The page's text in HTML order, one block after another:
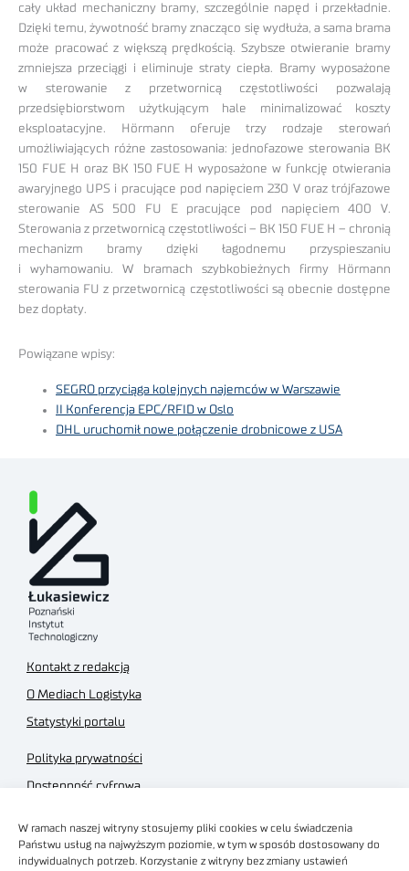
W ramach naszej witryny stosujemy pliki cookies w celu świadczenia
Państwu usług na najwyższym poziomie, w tym w sposób dostosowany do
indywidualnych potrzeb. Korzystanie z witryny bez zmiany ustawień
cały układ mechaniczny bramy, szczególnie napęd i przekładnie.
Dzięki temu, żywotność bramy znacząco się wydłuża, a sama brama
może pracować z większą prędkością. Szybsze otwieranie bramy
zmniejsza przeciągi i eliminuje straty ciepła. Bramy wyposażone
w sterowanie z przetwornicą częstotliwości pozwalają
przedsiębiorstwom użytkującym hale minimalizować koszty
eksploatacyjne. Hörmann oferuje trzy rodzaje sterowań
umożliwiających różne zastosowania: jednofazowe sterowania BK
150 FUE H oraz BK 150 FUE H wyposażone w funkcję otwierania
awaryjnego UPS i pracujące pod napięciem 230 V oraz trójfazowe
sterowanie AS 500 FU E pracujące pod napięciem 400 V.
Sterowania z przetwornicą częstotliwości – BK 150 FUE H – chronią
mechanizm bramy dzięki łagodnemu przyspieszaniu
i wyhamowaniu. W bramach szybkobieżnych firmy Hörmann
sterowania FU z przetwornicą częstotliwości są obecnie dostępne
bez dopłaty.
Powiązane wpisy:
SEGRO przyciąga kolejnych najemców w Warszawie
II Konferencja EPC/RFID w Oslo
DHL uruchomił nowe połączenie drobnicowe z USA
Kontakt z redakcją
O Mediach Logistyka
Statystyki portalu
Polityka prywatności
Dostępność cyfrowa
Regulamin sklepu